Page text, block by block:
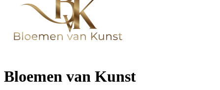
Bloemen van Kunst